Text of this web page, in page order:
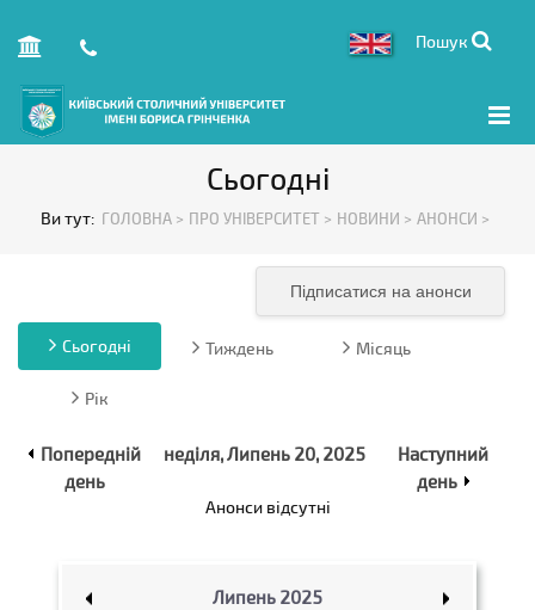
Пошук
Сьогодні
Ви тут: ГОЛОВНА > ПРО УНІВЕРСИТЕТ > НОВИНИ > АНОНСИ >
Липень 2025
Підписатися на анонси
Сьогодні Тиждень Місяць
Рік
Попередній
день
неділя, Липень 20, 2025
Наступний
день
Анонси відсутні